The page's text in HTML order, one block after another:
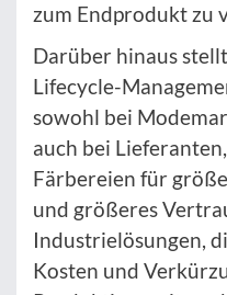
zum Endprodukt zu
Darüber hinaus
Lifecycle-
sowohl bei
auch bei
Färbereien für
und größeres
Industrielösungen,
Kosten und